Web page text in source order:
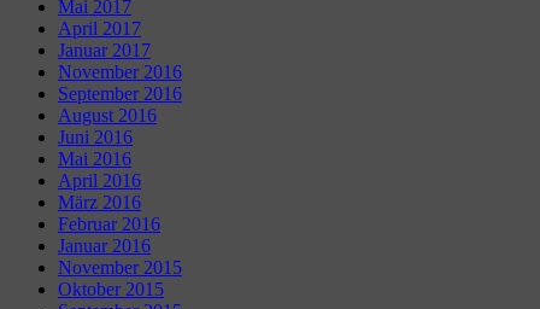
Mai 2017
April 2017
Januar 2017
November 2016
September 2016
August 2016
Juni 2016
Mai 2016
April 2016
März 2016
Februar 2016
Januar 2016
November 2015
Oktober 2015